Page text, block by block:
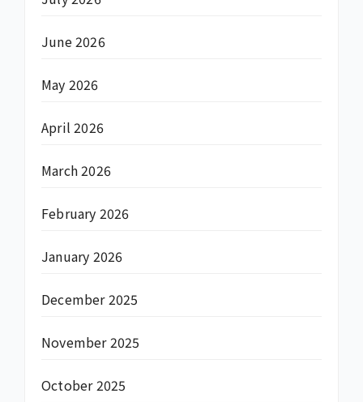
June 2026
May 2026
April 2026
March 2026
February 2026
January 2026
December 2025
November 2025
October 2025